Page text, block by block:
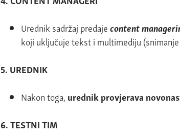
Urednik sadržaj predajecontent
koji uključuje tekst i multimediju
5. UREDNIK
Nakon toga, urednik provjerava
6. TESTNI TIM